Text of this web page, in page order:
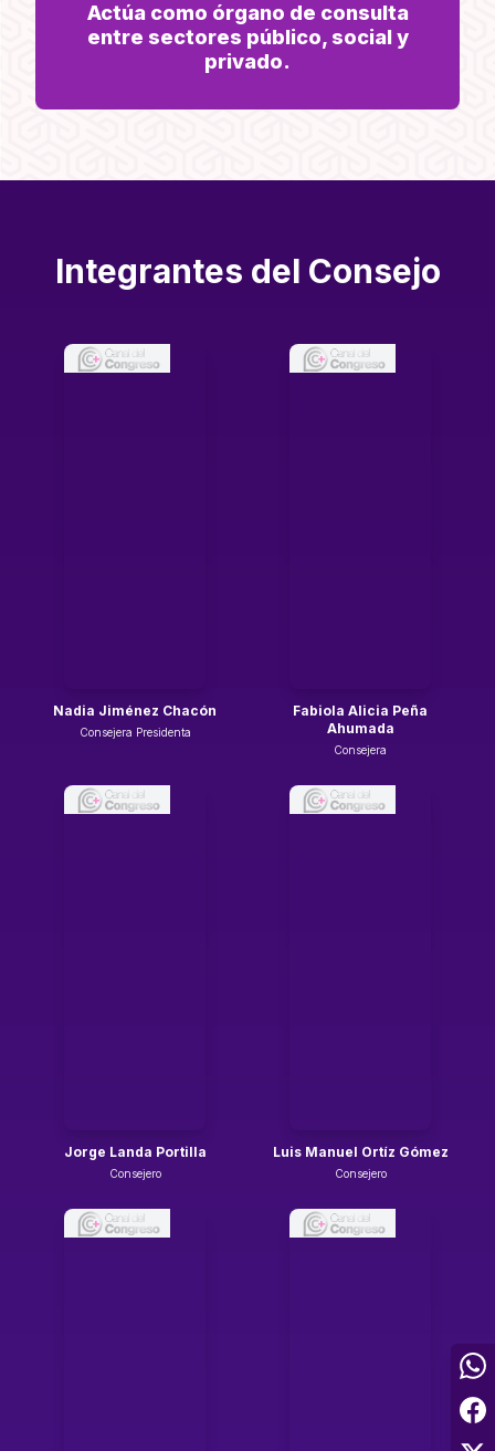
Actúa como órgano de consulta
entre sectores público, social y
privado.
Integrantes del Consejo
Nadia Jiménez Chacón
Consejera Presidenta
Fabiola Alicia Peña
Ahumada
Consejera
Jorge Landa Portilla
Consejero
Luis Manuel Ortíz Gómez
Consejero